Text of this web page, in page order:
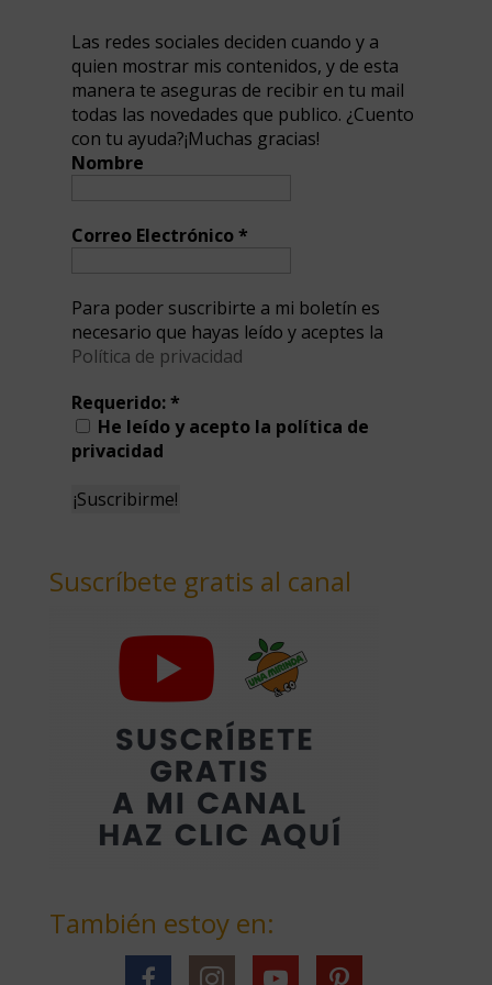
Las redes sociales deciden cuando y a
quien mostrar mis contenidos, y de esta
manera te aseguras de recibir en tu mail
todas las novedades que publico. ¿Cuento
con tu ayuda?¡Muchas gracias!
Nombre
Correo Electrónico*
Para poder suscribirte a mi boletín es
necesario que hayas leído y aceptes la
Política de privacidad
Requerido:*
He leído y acepto la política de
privacidad
Suscríbete gratis al canal
También estoy en: